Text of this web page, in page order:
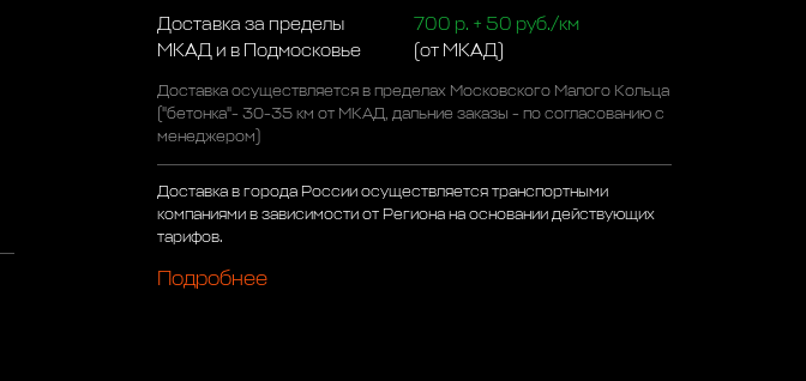
Доставка за пределы
МКАД и в Подмосковье
700 р. + 50 руб./км
(от МКАД)
Доставка осуществляется в пределах Московского Малого Кольца
("бетонка"- 30-35 км от МКАД, дальние заказы - по согласованию с
менеджером)
Доставка в города России осуществляется транспортными
компаниями в зависимости от Региона на основании действующих
тарифов.
Подробнее